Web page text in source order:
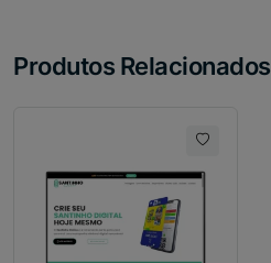
Produtos Relacionados